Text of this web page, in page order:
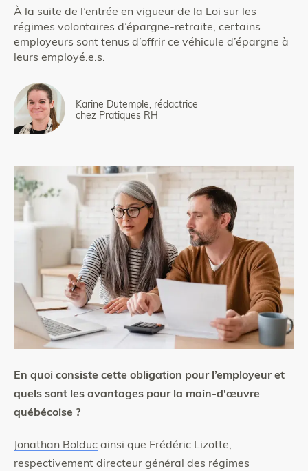
À la suite de l’entrée en vigueur de la Loi sur les
régimes volontaires d’épargne-retraite, certains
employeurs sont tenus d’offrir ce véhicule d’épargne à
leurs employé.e.s.
Karine Dutemple, rédactrice
chez Pratiques RH
En quoi consiste cette obligation pour l’employeur et
quels sont les avantages pour la main-d'œuvre
québécoise ?
Jonathan Bolduc ainsi que Frédéric Lizotte,
respectivement directeur général des régimes